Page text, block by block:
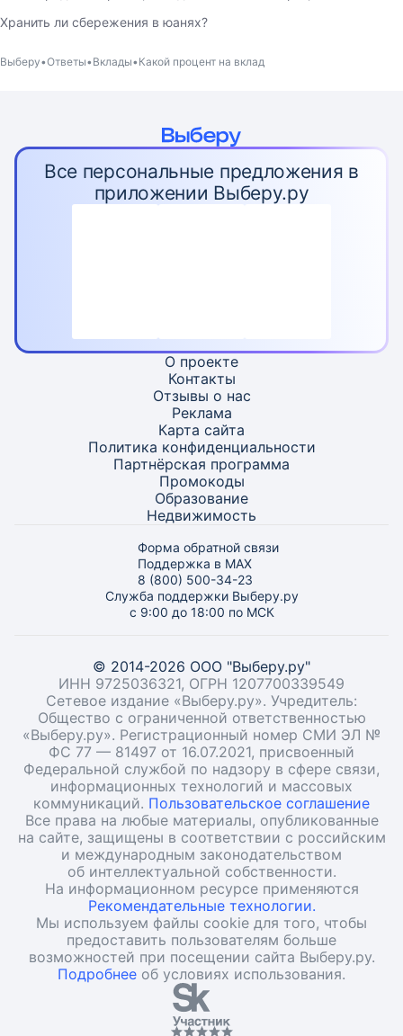
Хранить ли сбережения в юанях?
Выберу Ответы Вклады Какой процент на вклад
Все персональные предложения в
приложении Выберу.ру
О проекте
Контакты
Отзывы о нас
Реклама
Карта сайта
Политика конфиденциальности
Партнёрская программа
Промокоды
Образование
Недвижимость
Форма обратной связи
Поддержка в MAX
8 (800) 500-34-23
Служба поддержки Выберу.ру
с 9:00 до 18:00 по МСК
© 2014-2026 ООО "Выберу.ру"
ИНН 9725036321, ОГРН 1207700339549
Сетевое издание «Выберу.ру». Учредитель:
Общество с ограниченной ответственностью
«Выберу.ру». Регистрационный номер СМИ ЭЛ №
ФС 77 — 81497 от 16.07.2021, присвоенный
Федеральной службой по надзору в сфере связи,
информационных технологий и массовых
коммуникаций. Пользовательское соглашение
Все права на любые материалы, опубликованные
на сайте, защищены в соответствии с российским
и международным законодательством
об интеллектуальной собственности.
На информационном ресурсе применяются
Рекомендательные технологии.
Мы используем файлы cookie для того, чтобы
предоставить пользователям больше
возможностей при посещении сайта Выберу.ру.
Подробнее об условиях использования.